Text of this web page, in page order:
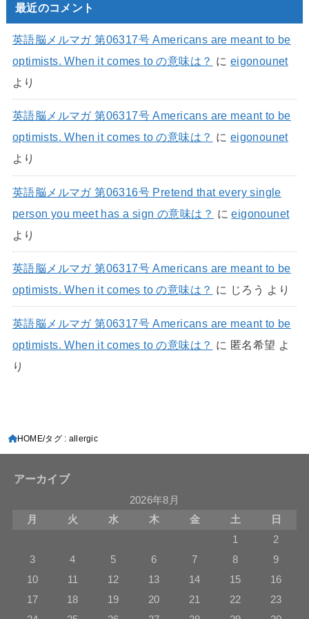
最近のコメント
英語脳メルマガ 第06317号 Americans are meant to be
optimists. When it comes to の意味は？ に eigonounet
より
英語脳メルマガ 第06317号 Americans are meant to be
optimists. When it comes to の意味は？ に eigonounet
より
英語脳メルマガ 第06316号 Pretend that every single
person you meet has a sign の意味は？ にeigonounet
より
英語脳メルマガ 第06317号 Americans are meant to be
optimists. When it comes to の意味は？ に じろう より
英語脳メルマガ 第06317号 Americans are meant to be
optimists. When it comes to の意味は？ に 匿名希望 よ
り
HOME タグ : allergic
アーカイブ
2026年8月
月
火 水 木 金 土
日
1
2
3
4 5 6 7 8
9
10
11 12 13 14 15
16
17
18 19 20 21 22
23